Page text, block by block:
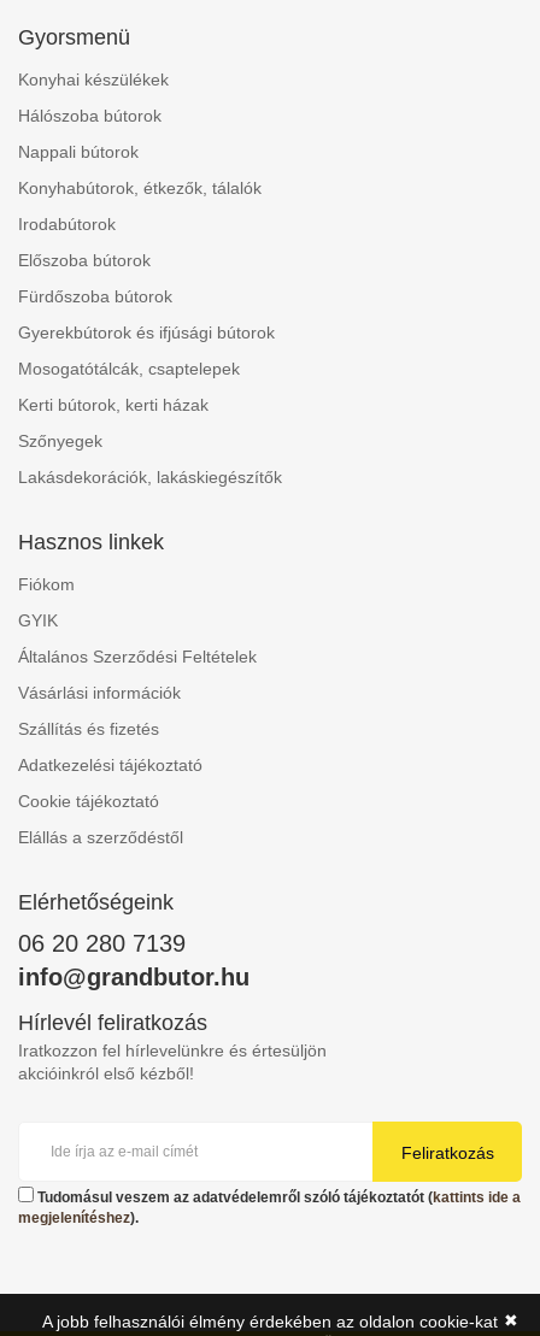
Gyorsmenü
Konyhai készülékek
Hálószoba bútorok
Nappali bútorok
Konyhabútorok, étkezők, tálalók
Irodabútorok
Előszoba bútorok
Fürdőszoba bútorok
Gyerekbútorok és ifjúsági bútorok
Mosogatótálcák, csaptelepek
Kerti bútorok, kerti házak
Szőnyegek
Lakásdekorációk, lakáskiegészítők
Hasznos linkek
Fiókom
GYIK
Általános Szerződési Feltételek
Vásárlási információk
Szállítás és fizetés
Adatkezelési tájékoztató
Cookie tájékoztató
Elállás a szerződéstől
Elérhetőségeink
06 20 280 7139
info@grandbutor.hu
Hírlevél feliratkozás
Iratkozzon fel hírlevelünkre és értesüljön
akcióinkról első kézből!
Feliratkozás
Tudomásul veszem az adatvédelemről szóló tájékoztatót (kattints ide a
megjelenítéshez).
A jobb felhasználói élmény érdekében az oldalon cookie-kat ✖